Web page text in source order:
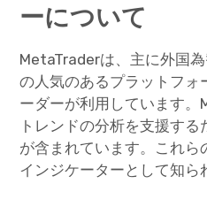
ーについて
MetaTraderは、主に外国
の人気のあるプラットフォ
ーダーが利用しています
トレンドの分析を支援す
が含まれています。これ
インジケーターとして知ら